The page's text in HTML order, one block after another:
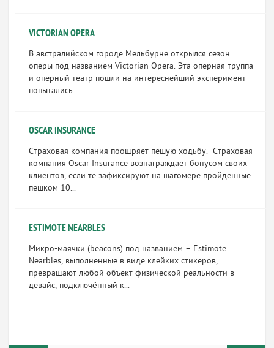
VICTORIAN OPERA
В австралийском городе Мельбурне открылся сезон
оперы под названием Victorian Opera. Эта оперная труппа
и оперный театр пошли на интереснейший эксперимент –
попытались...
OSCAR INSURANCE
Страховая компания поощряет пешую ходьбу. Страховая
компания Oscar Insurance вознаграждает бонусом своих
клиентов, если те зафиксируют на шагомере пройденные
пешком 10...
ESTIMOTE NEARBLES
Микро-маячки (beacons) под названием – Estimote
Nearbles, выполненные в виде клейких стикеров,
превращают любой объект физической реальности в
девайс, подключённый к...